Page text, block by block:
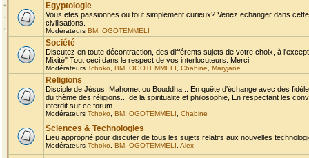
Egyptologie
Vous etes passionnes ou tout simplement curieux? Venez echanger dans
civilisations.
Modérateurs BM OGOTEMMELI
Société
Discutez en toute décontraction, des différents sujets de votre choix, à
Mixité" Tout ceci dans le respect de vos interlocuteurs. Merci
Modérateurs Tchoko BM OGOTEMMELI Chabine Maryjane
Religions
Disciple de Jésus, Mahomet ou Bouddha... En quête d'échange avec des
du thème des réligions... de la spiritualite et philosophie, En respectant les
interdit sur ce forum.
Modérateurs Tchoko BM OGOTEMMELI Chabine
Sciences & Technologies
Lieu approprié pour discuter de tous les sujets relatifs aux nouvelles
Modérateurs Tchoko BM OGOTEMMELI Alex